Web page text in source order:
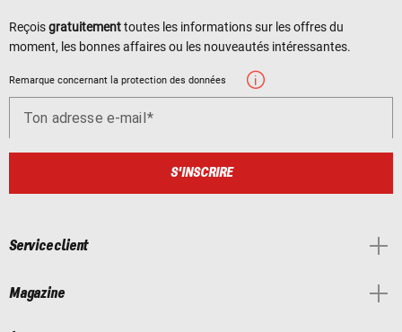
Reçoisgratuitementtoutes les informations sur les offres du
moment, les bonnes affaires ou les nouveautés intéressantes.
Remarque concernant la protection des données
Ton adresse e-mail
S'INSCRIRE
Service client
Magazine